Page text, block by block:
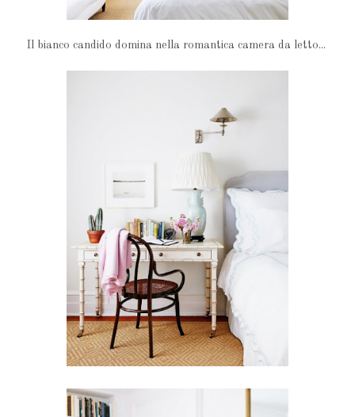
Il bianco candido domina nella romantica camera da letto...